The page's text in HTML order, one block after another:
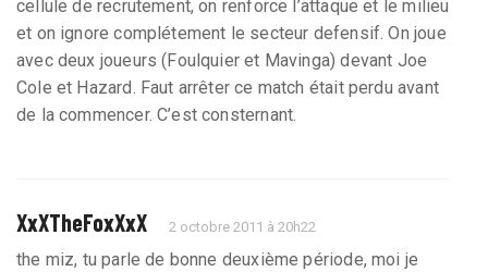
cellule de recrutement, on renforce l’attaque et le milieu
et on ignore complétement le secteur defensif. On joue
avec deux joueurs (Foulquier et Mavinga) devant Joe
Cole et Hazard. Faut arrêter ce match était perdu avant
de la commencer. C’est consternant.
XxXTheFoxXxX 2 octobre 2011 à 20h22
the miz, tu parle de bonne deuxième période, moi je